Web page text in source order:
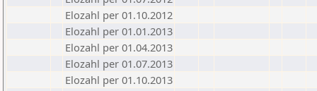
Elozahl per 01.10.2012
Elozahl per 01.01.2013
Elozahl per 01.04.2013
Elozahl per 01.07.2013
Elozahl per 01.10.2013